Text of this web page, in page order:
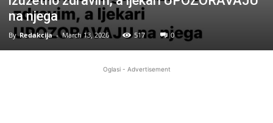
na njega
By Redakcija - March 13, 2026 517 0
Oglasi - Advertisement